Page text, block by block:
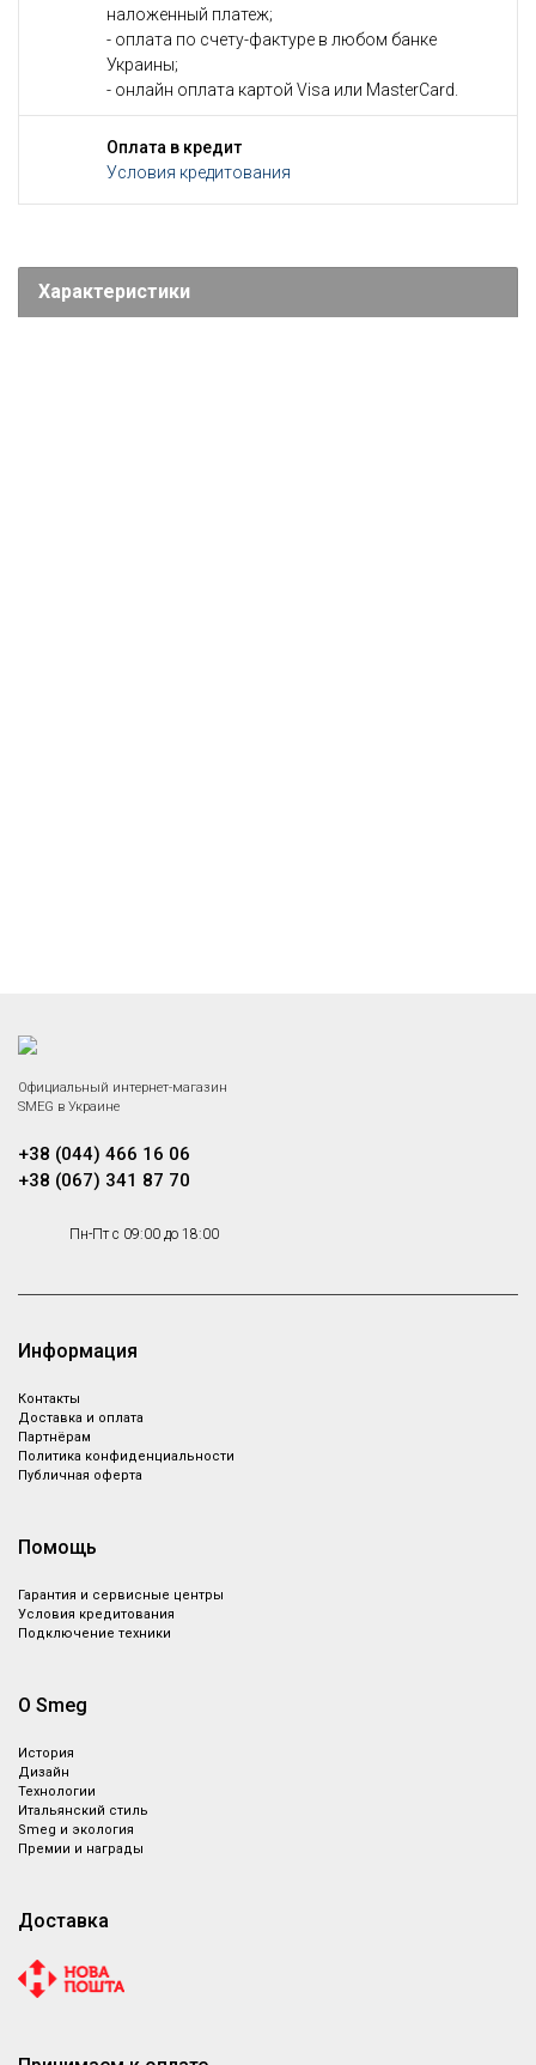
наложенный платеж;
- оплата по счету-фактуре в любом банке
Украины;
- онлайн оплата картой Visa или MasterCard.
Оплата в кредит
Условия кредитования
Характеристики
Официальный интернет-магазин
SMEG в Украине
+38 (044) 466 16 06
+38 (067) 341 87 70
Пн-Пт с 09:00 до 18:00
Информация
Контакты
Доставка и оплата
Партнёрам
Политика конфиденциальности
Публичная оферта
Помощь
Гарантия и сервисные центры
Условия кредитования
Подключение техники
О Smeg
История
Дизайн
Технологии
Итальянский стиль
Smeg и экология
Премии и награды
Доставка